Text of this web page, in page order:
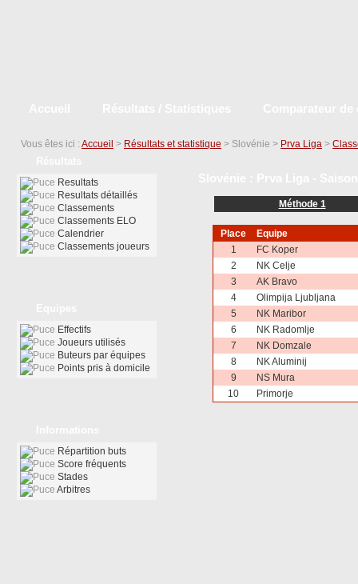
Vous êtes ici : Accueil > Résultats et statistique > Slovénie > Prva Liga >
Méthode 1
Place
Equipe
1
FC Koper
2
NK Celje
3
AK Bravo
4
Olimpija Ljubljana
5
NK Maribor
6
NK Radomlje
7
NK Domzale
8
NK Aluminij
9
NS Mura
10
Primorje
Resultats
Resultats détaillés
Classements
Classements ELO
Calendrier
Classements joueurs
Effectifs
Joueurs utilisés
Buteurs par équipes
Points pris à domicile
Répartition buts
Score fréquents
Stades
Arbitres